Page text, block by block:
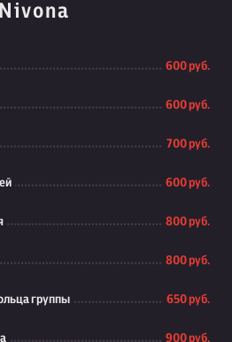
Nivona
600 руб.
600 руб.
700 руб.
600 руб.
800 руб.
800 руб.
группы 650 руб.
900 руб.